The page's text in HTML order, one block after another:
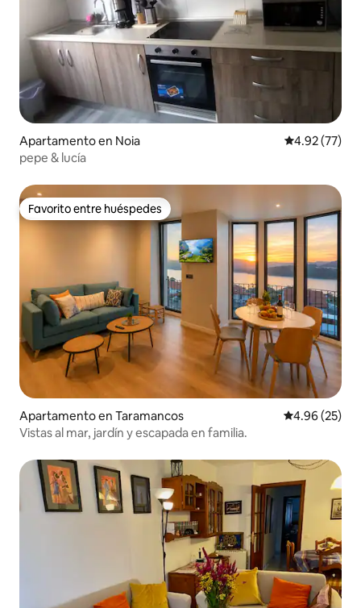
Apartamento en Noia Calificación
4.92 (77)
pepe & lucía
Favorito entre huéspedes
Favorito entre huéspedes
Apartamento en Taramancos Calificación
4.96 (25)
Vistas al mar, jardín y escapada en familia.